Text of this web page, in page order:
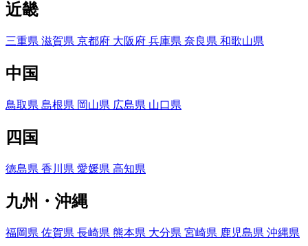
近畿
三重県 滋賀県 京都府 大阪府 兵庫県 奈良県 和歌山県
中国
鳥取県 島根県 岡山県 広島県 山口県
四国
徳島県 香川県 愛媛県 高知県
九州・沖縄
福岡県 佐賀県 長崎県 熊本県 大分県 宮崎県 鹿児島県 沖縄県